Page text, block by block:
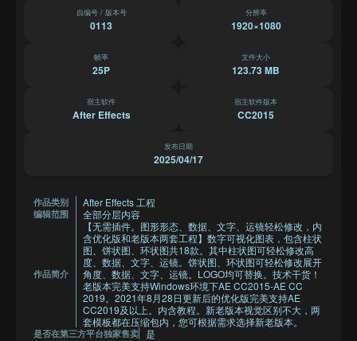
自编号 / 版本号
0113
分辨率
1920×1080
帧率
25P
文件大小
123.73 MB
宿主软件
After Effects
宿主软件版本
CC2015
发布日期
2025/04/17
作品类别 After Effects 工程
编辑范围 全部分层内容
作品简介
【无需插件。图形形态、数据、文字、运镜轻松修改，内
含优化版和老版本两套工程】数字可视化图表，包含柱状
图、饼状图、环状图共18款。其中柱状图可轻松修改高
度、数据、文字、运镜。饼状图、环状图可轻松修改展开
角度、数据、文字、运镜。LOGO均可替换。技术干货！
老版本完美支持Windows环境下AE CC2015-AE CC
2019。2021年8月28日更新后的优化版完美支持AE
CC2019及以上。内含教程。新老版本视觉区别不大，两
套模板都在压缩包内，您可根据需求选择新老版本。
是否在第三方平台独家售卖 是